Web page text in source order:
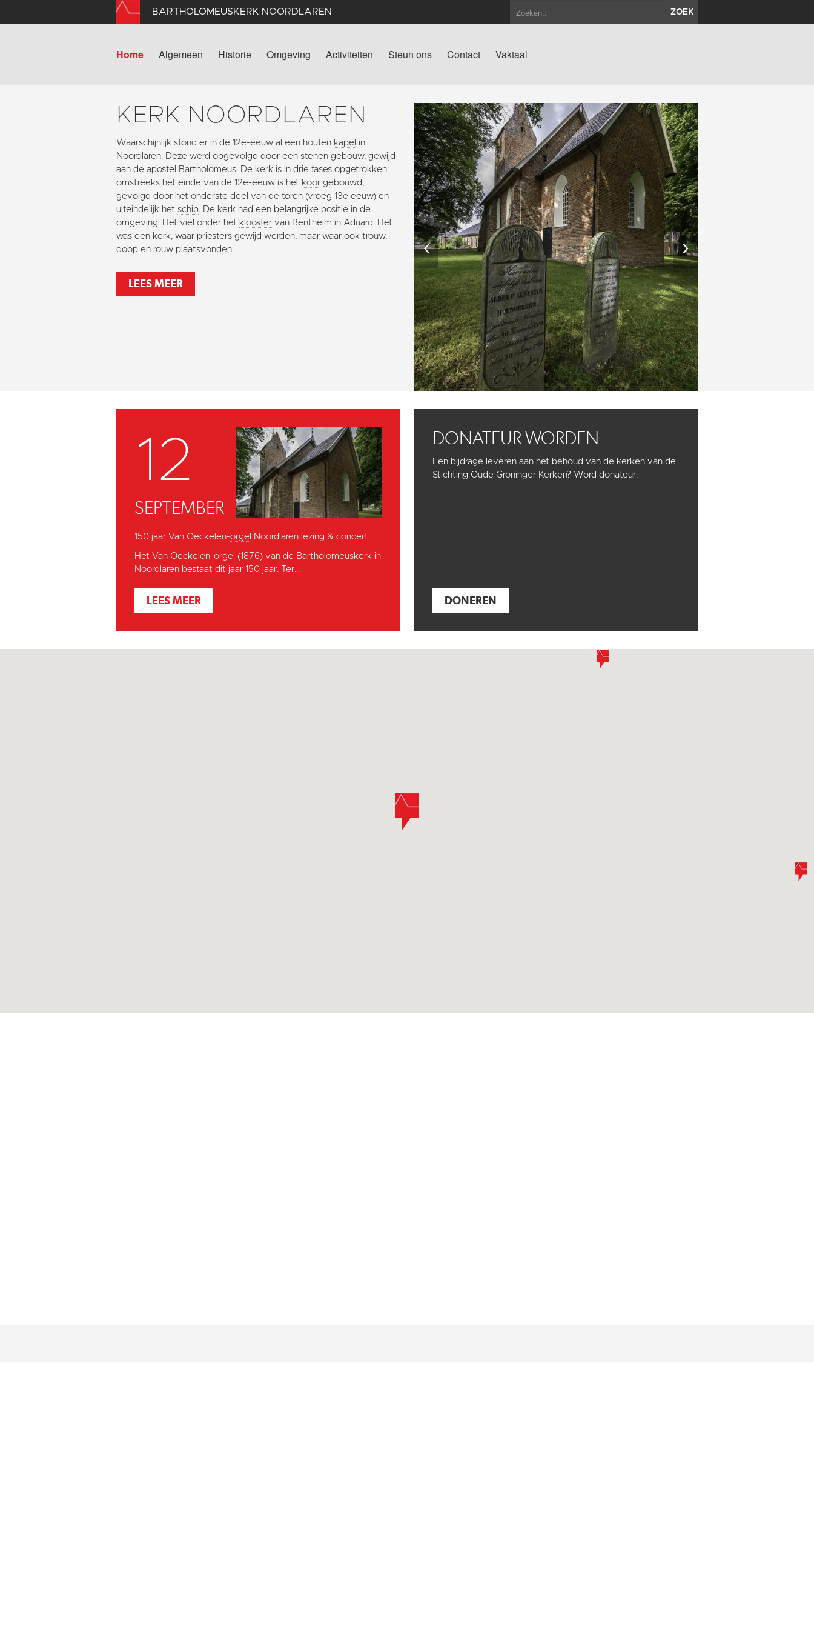
BARTHOLOMEUSKERK NOORDLAREN ZOEK
Home Algemeen Historie Omgeving Activiteiten Steun ons Contact Vaktaal
KERK NOORDLAREN
Waarschijnlijk stond er in de 12e-eeuw al een houten kapel in
Noordlaren. Deze werd opgevolgd door een stenen gebouw, gewijd
aan de apostel Bartholomeus. De kerk is in drie fases opgetrokken:
omstreeks het einde van de 12e-eeuw is het koor gebouwd,
gevolgd door het onderste deel van de toren (vroeg 13e eeuw) en
uiteindelijk het schip. De kerk had een belangrijke positie in de
omgeving. Het viel onder het klooster van Bentheim in Aduard. Het
was een kerk, waar priesters gewijd werden, maar waar ook trouw,
doop en rouw plaatsvonden.
LEES MEER
‹ ›
12
SEPTEMBER
150 jaar Van Oeckelen-orgel Noordlaren lezing & concert
Het Van Oeckelen-orgel (1876) van de Bartholomeuskerk in
Noordlaren bestaat dit jaar 150 jaar. Ter...
LEES MEER
DONATEUR WORDEN
Een bijdrage leveren aan het behoud van de kerken van de
Stichting Oude Groninger Kerken? Word donateur.
DONEREN